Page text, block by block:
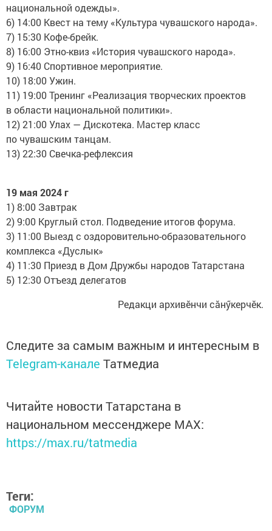
национальной одежды».
6) 14:00 Квест на тему «Культура чувашского народа».
7) 15:30 Кофе-брейк.
8) 16:00 Этно-квиз «История чувашского народа».
9) 16:40 Спортивное мероприятие.
10) 18:00 Ужин.
11) 19:00 Тренинг «Реализация творческих проектов
в области национальной политики».
12) 21:00 Улах — Дискотека. Мастер класс
по чувашским танцам.
13) 22:30 Свечка-рефлексия
19 мая 2024 г
1) 8:00 Завтрак
2) 9:00 Круглый стол. Подведение итогов форума.
3) 11:00 Выезд с оздоровительно-образовательного
комплекса «Дуслык»
4) 11:30 Приезд в Дом Дружбы народов Татарстана
5) 12:30 Отъезд делегатов
Редакци архивӗнчи сăнӳкерчӗк.
Следите за самым важным и интересным в
Telegram-канале Татмедиа
Читайте новости Татарстана в
национальном мессенджере MАХ:
https://max.ru/tatmedia
Теги:
ФОРУМ